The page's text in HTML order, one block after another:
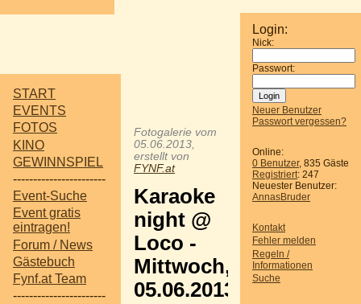
START
EVENTS
FOTOS
KINO
GEWINNSPIEL
-----------------------
Event-Suche
Event gratis
eintragen!
Forum / News
Gästebuch
Fynf.at Team
-----------------------
Login:
Nick:
Passwort:
Neuer Benutzer
Passwort vergessen?
Online:
0 Benutzer, 835 Gäste
Registriert: 247
Neuester Benutzer:
AnnasBruder
Kontakt
Fehler melden
Regeln /
Informationen
Suche
Fotogalerie vom
05.06.2013,
erstellt von
FYNF.at
Karaoke
night @
Loco -
Mittwoch,
05.06.2013